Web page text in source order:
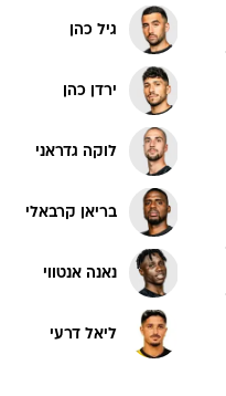
לונדון 2012
רוגבי וקריקט
ביליארד
גיל כהן
ירדן כהן
לוקה גדראני
בריאן קרבאלי
נאנה אנטווי
ליאל דרעי